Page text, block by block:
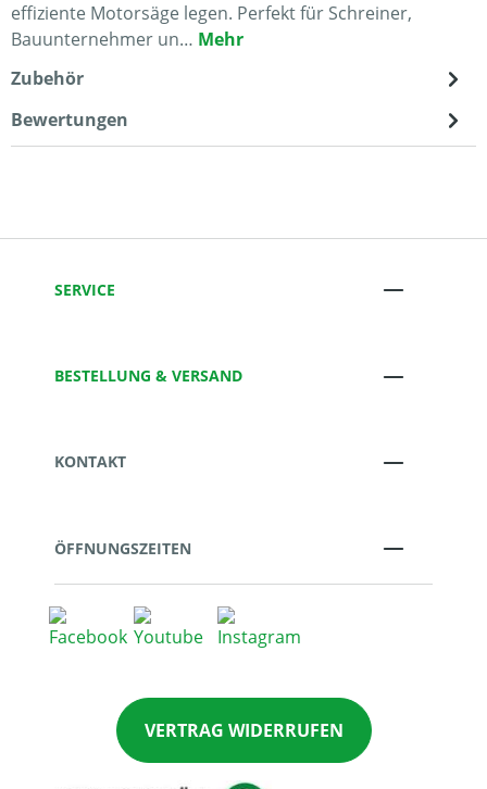
effiziente Motorsäge legen. Perfekt für Schreiner,
Bauunternehmer un… Mehr
Zubehör
Bewertungen
SERVICE
BESTELLUNG & VERSAND
KONTAKT
ÖFFNUNGSZEITEN
VERTRAG WIDERRUFEN